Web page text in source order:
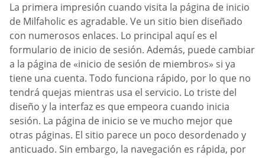
La primera impresión cuando visita la página de inicio
de Milfaholic es agradable. Ve un sitio bien diseñado
con numerosos enlaces. Lo principal aquí es el
formulario de inicio de sesión. Además, puede cambiar
a la página de «inicio de sesión de miembros» si ya
tiene una cuenta. Todo funciona rápido, por lo que no
tendrá quejas mientras usa el servicio. Lo triste del
diseño y la interfaz es que empeora cuando inicia
sesión. La página de inicio se ve mucho mejor que
otras páginas. El sitio parece un poco desordenado y
anticuado. Sin embargo, la navegación es rápida, por